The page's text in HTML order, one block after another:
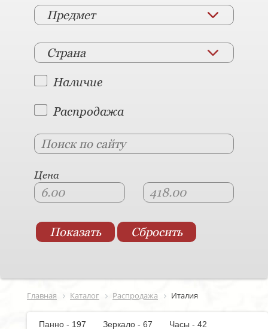
Предмет
Страна
Наличие
Распродажа
Цена
Главная Каталог Распродажа Италия
Панно - 197 Зеркало - 67
Часы - 42